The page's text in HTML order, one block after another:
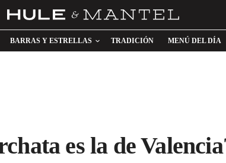
BARRAS Y ESTRELLAS TRADICIÓN MENÚ DEL DÍA
es la de